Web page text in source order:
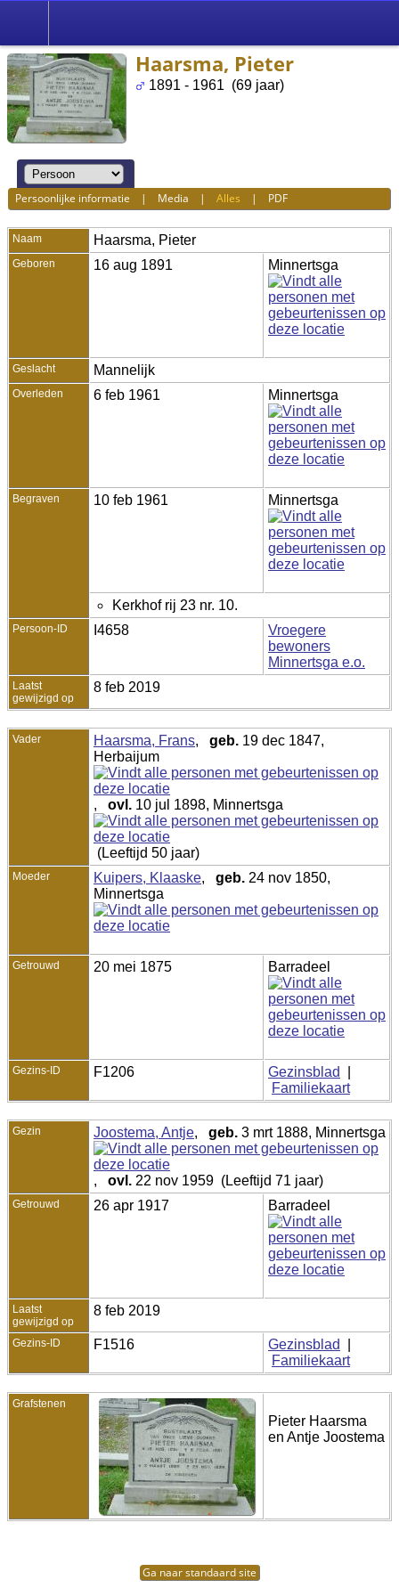
Haarsma, Pieter
1891 - 1961 (69 jaar)
Persoonlijke informatie | Media |Alles | PDF
Naam Haarsma, Pieter
Geboren 16 aug 1891 Minnertsga
Geslacht Mannelijk
Overleden 6 feb 1961 Minnertsga
Begraven 10 feb 1961 Minnertsga
Kerkhof rij 23 nr. 10.
Persoon-ID I4658
Vroegere
bewoners
Minnertsga e.o.
Laatst
gewijzigd op
8 feb 2019
Vader Haarsma, Frans, geb. 19 dec 1847,
Herbaijum
, ovl. 10 jul 1898, Minnertsga
(Leeftijd 50 jaar)
Moeder Kuipers, Klaaske, geb. 24 nov 1850,
Minnertsga
Getrouwd 20 mei 1875 Barradeel
Gezins-ID F1206 Gezinsblad
Familiekaart
Gezin Joostema, Antje, geb. 3 mrt 1888, Minnertsga
, ovl. 22 nov 1959 (Leeftijd 71 jaar)
Getrouwd 26 apr 1917 Barradeel
Laatst
gewijzigd op
8 feb 2019
Gezins-ID F1516 Gezinsblad
Familiekaart
Grafstenen
Pieter Haarsma
en Antje Joostema
Ga naar standaard site